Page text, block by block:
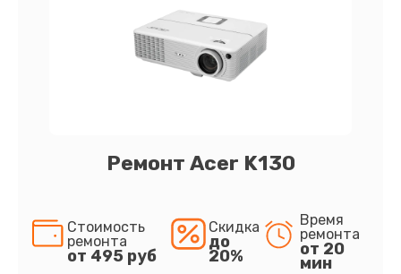
Ремонт Acer K130
Стоимость
ремонта
от 495 руб
Скидка
до
20%
Время
ремонта
от 20
мин